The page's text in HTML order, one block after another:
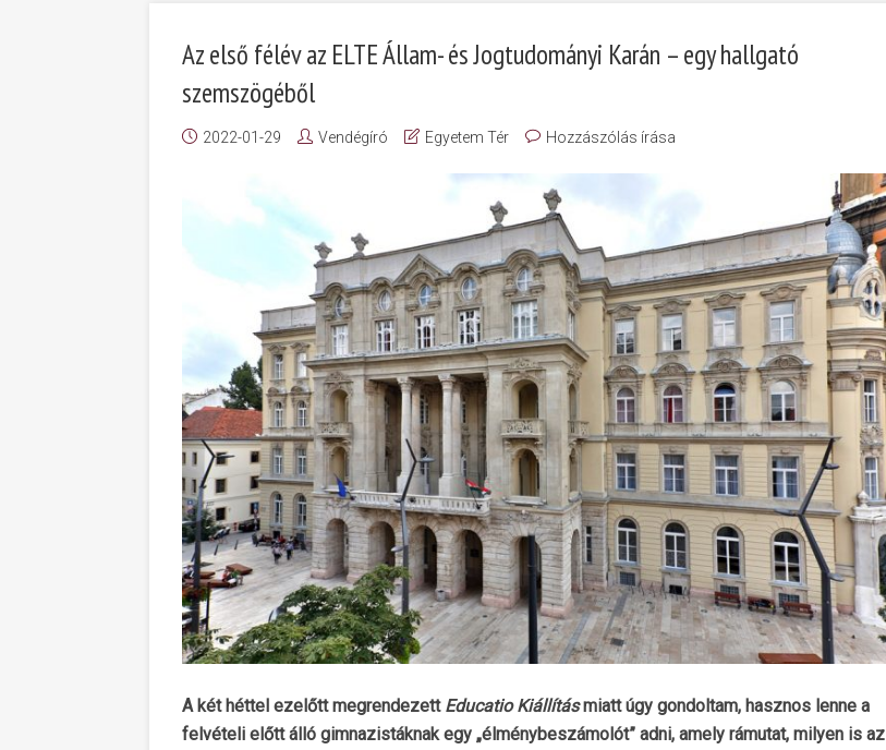
Az első félév az ELTE Állam- és Jogtudományi Karán – egy hallgató
szemszögéből
2022-01-29 Vendégíró Egyetem Tér Hozzászólás írása
A két héttel ezelőtt megrendezett Educatio Kiállításmiatt úgy gondoltam, hasznos lenne a
felvételi előtt álló gimnazistáknak egy „élménybeszámolót” adni, amely rámutat, milyen is az